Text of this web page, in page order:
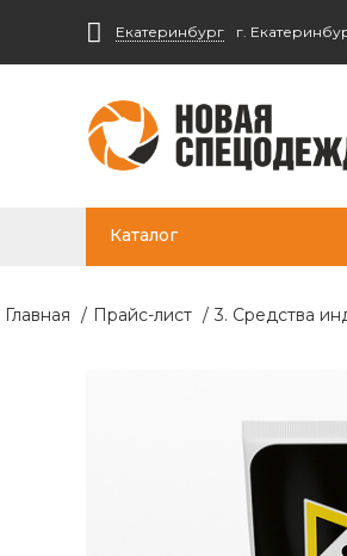
Екатеринбург г.
Каталог
Главная / Прайс-лист / 3. Средства